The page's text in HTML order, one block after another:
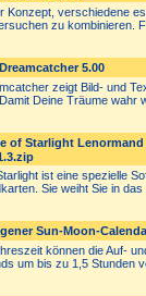
Konzept, verschiedene
zu kombinieren.
5.00
zeigt Bild- und
Deine Träume wahr
of Starlight Lenormand
ist eine spezielle
Sie weiht Sie in
Sun-Moon-
können die Auf-
um bis zu 1,5 Stunden